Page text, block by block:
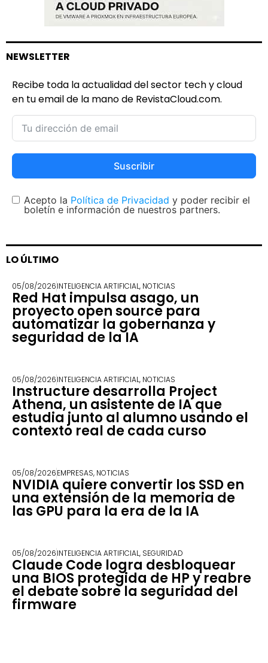
NEWSLETTER
Recibe toda la actualidad del sector tech y cloud
en tu email de la mano de RevistaCloud.com.
Suscribir
Acepto la Política de Privacidad y poder recibir el
boletín e información de nuestros partners.
LO ÚLTIMO
05/08/2026INTELIGENCIA ARTIFICIAL, NOTICIAS
Red Hat impulsa asago, un
proyecto open source para
automatizar la gobernanza y
seguridad de la IA
05/08/2026INTELIGENCIA ARTIFICIAL, NOTICIAS
Instructure desarrolla Project
Athena, un asistente de IA que
estudia junto al alumno usando el
contexto real de cada curso
05/08/2026EMPRESAS, NOTICIAS
NVIDIA quiere convertir los SSD en
una extensión de la memoria de
las GPU para la era de la IA
05/08/2026INTELIGENCIA ARTIFICIAL, SEGURIDAD
Claude Code logra desbloquear
una BIOS protegida de HP y reabre
el debate sobre la seguridad del
firmware